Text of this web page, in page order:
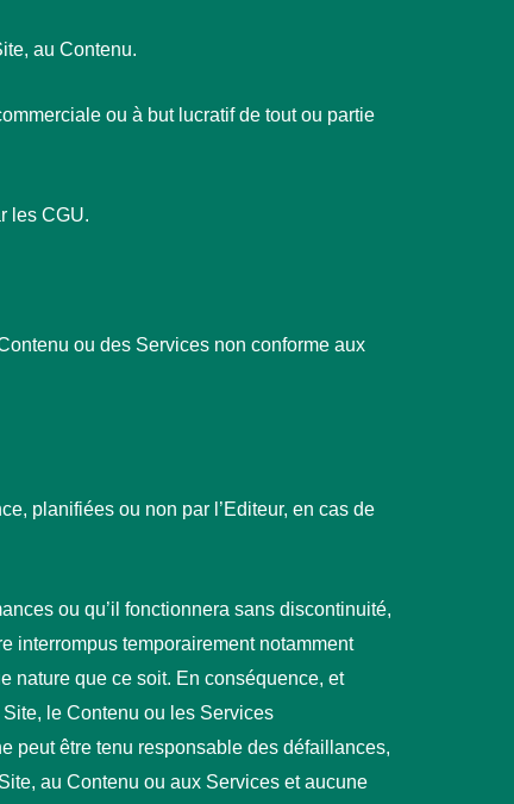
au Contenu.
ou à but lucratif de tout ou partie
les CGU.
ou des Services non conforme aux
planifiées ou non par l’Editeur, en cas de
ou qu’il fonctionnera sans discontinuité,
interrompus temporairement notamment
nature que ce soit. En conséquence, et
le Contenu ou les Services
peut être tenu responsable des défaillances,
au Contenu ou aux Services et aucune